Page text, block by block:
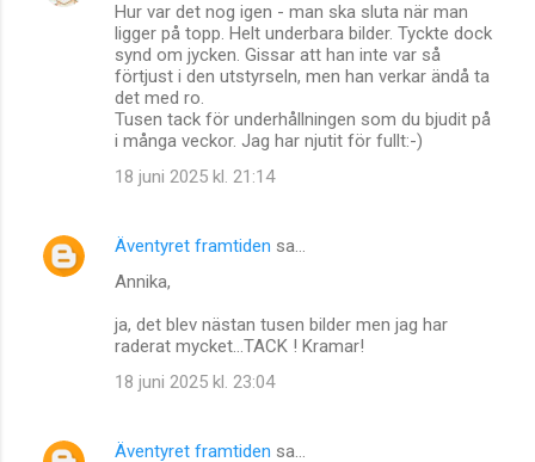
Hur var det nog igen - man ska sluta när man
ligger på topp. Helt underbara bilder. Tyckte dock
synd om jycken. Gissar att han inte var så
förtjust i den utstyrseln, men han verkar ändå ta
det med ro.
Tusen tack för underhållningen som du bjudit på
i många veckor. Jag har njutit för fullt:-)
18 juni 2025 kl. 21:14
Äventyret framtiden sa…
Annika,
ja, det blev nästan tusen bilder men jag har
raderat mycket...TACK ! Kramar!
18 juni 2025 kl. 23:04
Äventyret framtiden sa…